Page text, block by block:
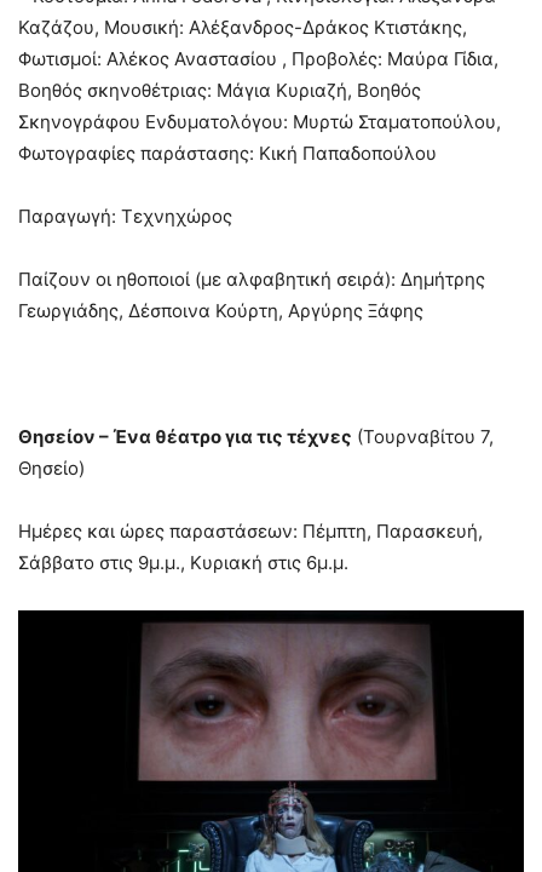
Καζάζου, Μουσική: Αλέξανδρος-Δράκος Κτιστάκης,
Φωτισμοί: Αλέκος Αναστασίου , Προβολές: Μαύρα Γίδια,
Βοηθός σκηνοθέτριας: Μάγια Κυριαζή, Βοηθός
Σκηνογράφου Ενδυματολόγου: Μυρτώ Σταματοπούλου,
Φωτογραφίες παράστασης: Κική Παπαδοπούλου
Παραγωγή: Τεχνηχώρος
Παίζουν οι ηθοποιοί (με αλφαβητική σειρά): Δημήτρης
Γεωργιάδης, Δέσποινα Κούρτη, Αργύρης Ξάφης
Θησείον – Ένα θέατρο για τις τέχνες (Τουρναβίτου 7,
Θησείο)
Ημέρες και ώρες παραστάσεων: Πέμπτη, Παρασκευή,
Σάββατο στις 9μ.μ., Κυριακή στις 6μ.μ.